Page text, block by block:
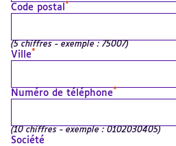
Code postal *
(5 chiffres - exemple : 75007)
Ville *
Numéro de téléphone *
(10 chiffres - exemple : 0102030405)
Société